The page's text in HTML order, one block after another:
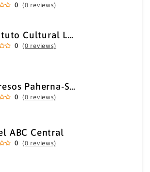
0 (0 reviews)
Instituto Cultural Los Héroes
0 (0 reviews)
Impresos Paherna-Servicios Gráficos Industriales
0 (0 reviews)
ABC Central
0 (0 reviews)